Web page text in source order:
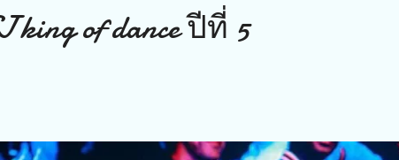
of dance ปีที่ 5